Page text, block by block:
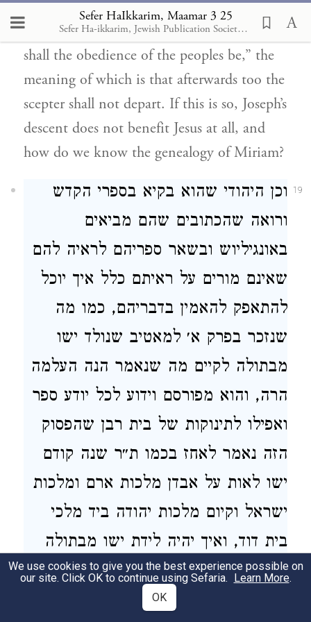
Sefer HaIkkarim, Maamar 3 25
Sefer Ha-ikkarim, Jewish Publication Society of America, 1929
Judah, nor the ruler’s staff from between his
feet, until he comes to Shiloh and unto him
shall the obedience of the peoples be,” the
meaning of which is that afterwards too the
scepter shall not depart. If this is so, Joseph’s
descent does not benefit Jesus at all, and
how do we know the genealogy of Miriam?
19
וכן היהודי שהוא בקיא בספרי הקדש
ורואה שהכתובים שהם מביאים
באונגיליוש ובשאר ספריהם לראיה להם
שאינם מורים על ראיתם כלל איך יוכל
להתאפק להאמין בדבריהם, כמו מה
שנזכר בפרק א׳ למאטיב שנולד ישו
מבתולה לקיים מה שנאמר הנה העלמה
הרה, והוא מפורסם וידוע לכל יודע ספר
ואפילו לתינוקות של בית רבן שהפסוק
הזה נאמר לאחז בכמו ת״ר שנה קודם
ישו לאות על אבדן מלכות ארם ומלכות
ישראל וקיום מלכות יהודה ביד מלכי
בית דוד, ואיך יהיה לידת ישו מבתולה
אות לאחז.
Moreover, how can a Jew who is familiar
We use cookies to give you the best experience possible on
our site. Click OK to continue using Sefaria. Learn More.
OK